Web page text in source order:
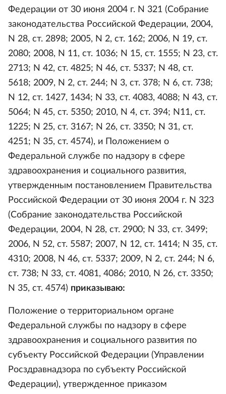
Федерации от 30 июня 2004 г. N 321 (Собрание
законодательства Российской Федерации, 2004,
N 28, ст. 2898; 2005, N 2, ст. 162; 2006, N 19, ст.
2080; 2008, N 11, ст. 1036; N 15, ст. 1555; N 23, ст.
2713; N 42, ст. 4825; N 46, ст. 5337; N 48, ст.
5618; 2009, N 2, ст. 244; N 3, ст. 378; N 6, ст. 738;
N 12, ст. 1427, 1434; N 33, ст. 4083, 4088; N 43, ст.
5064; N 45, ст. 5350; 2010, N 4, ст. 394; N11, ст.
1225; N 25, ст. 3167; N 26, ст. 3350; N 31, ст.
4251; N 35, ст. 4574), и Положением о
Федеральной службе по надзору в сфере
здравоохранения и социального развития,
утвержденным постановлением Правительства
Российской Федерации от 30 июня 2004 г. N 323
(Собрание законодательства Российской
Федерации, 2004, N 28, ст. 2900; N 33, ст. 3499;
2006, N 52, ст. 5587; 2007, N 12, ст. 1414; N 35, ст.
4310; 2008, N 46, ст. 5337; 2009, N 2, ст. 244; N 6,
ст. 738; N 33, ст. 4081, 4086; 2010, N 26, ст. 3350;
N 35, ст. 4574) приказываю:
Положение о территориальном органе
Федеральной службы по надзору в сфере
здравоохранения и социального развития по
субъекту Российской Федерации (Управлении
Росздравнадзора по субъекту Российской
Федерации), утвержденное приказом